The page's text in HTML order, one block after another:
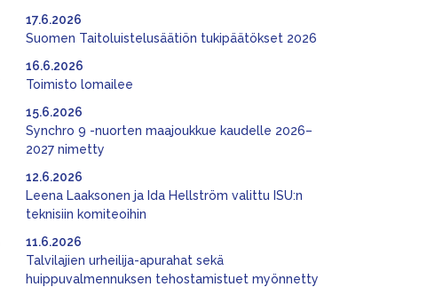
Suomen Taitoluistelusäätiön tukipäätökset 2026
17.6.2026
Toimisto lomailee
16.6.2026
Synchro 9 -nuorten maajoukkue kaudelle 2026–
2027 nimetty
15.6.2026
Leena Laaksonen ja Ida Hellström valittu ISU:n
teknisiin komiteoihin
12.6.2026
Talvilajien urheilija-apurahat sekä
huippuvalmennuksen tehostamistuet myönnetty
11.6.2026